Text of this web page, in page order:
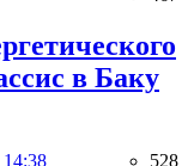
в Баку
14:38 528